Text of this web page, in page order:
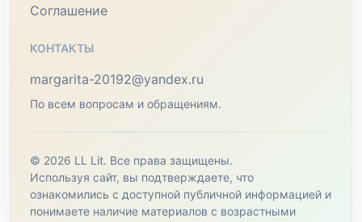
Соглашение
КОНТАКТЫ
margarita-20192@yandex.ru
По всем вопросам и обращениям.
© 2026 LL Lit. Все права защищены.
Используя сайт, вы подтверждаете, что
ознакомились с доступной публичной информацией и
понимаете наличие материалов с возрастными